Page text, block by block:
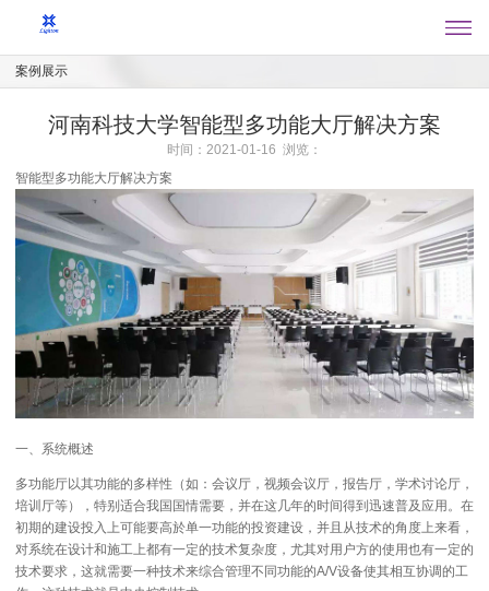
案例展示
河南科技大学智能型多功能大厅解决方案
时间：2021-01-16 浏览：
智能型多功能大厅解决方案
一、系统概述
多功能厅以其功能的多样性（如：会议厅，视频会议厅，报告厅，学术讨论厅，
培训厅等），特别适合我国国情需要，并在这几年的时间得到迅速普及应用。在
初期的建设投入上可能要高於单一功能的投资建设，并且从技术的角度上来看，
对系统在设计和施工上都有一定的技术复杂度，尤其对用户方的使用也有一定的
技术要求，这就需要一种技术来综合管理不同功能的A/V设备使其相互协调的工